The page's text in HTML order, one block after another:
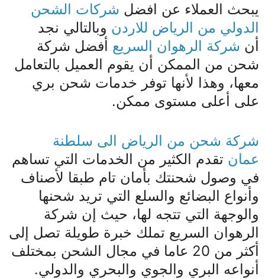
يبحث العملاء عن افضل شركات الشحن
الدولي من الرياض للاردن وبالتالي نجد
أن شركة الرهوان السريع أفضل شركة
شحن من الممكن أن يقوم العميل بالتعامل
معها، وهذا لأنها توفر خدمات شحن بري
على أعلى مستوى ممكن.
شركة شحن من الرياض الى سلطنة
عمان تقدم الكثير من الخدمات التي تساهم
في وصول شحنتك بأمان تام طبقا لأصناف
وأنواع البضائع والسلع التي تريد شحنها
والوجهة التي تتجه لها، حيث إن شركة
الرهوان السريع تملك خبرة طويلة تصل إلى
أكثر من 20 عاما في مجال الشحن بمختلف
أنواعه البري والجوي والبحري والدولي.